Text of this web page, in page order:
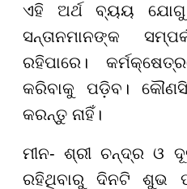
ଏହି ଅର୍ଥ ବ୍ୟୟ ଯୋଗୁ
ସନ୍ତାନମାନଙ୍କ
ରହିପାରେ।
କରିବାକୁ ପଡ଼ିବ।
କରନ୍ତୁ ନାହିଁ।
ମୀନ- ଶ୍ରୀ ଚନ୍ଦ୍ର ଓ
ରହିଥିବାରୁ ଦିନଟି ଶୁଭ